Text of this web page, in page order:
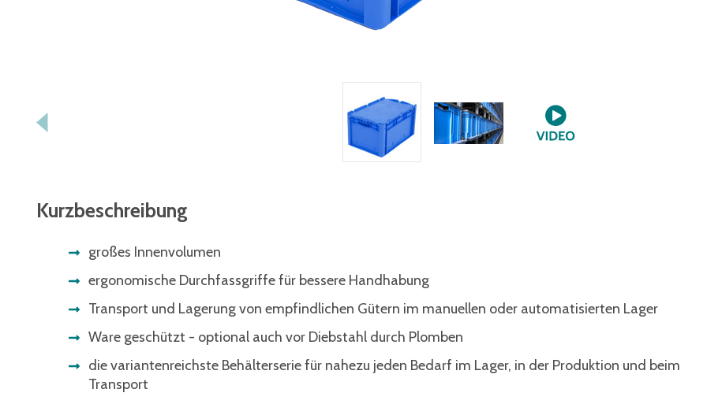
Kurzbeschreibung
großes Innenvolumen
ergonomische Durchfassgriffe für bessere Handhabung
Transport und Lagerung von empfindlichen Gütern im manuellen oder automatisierten Lager
Ware geschützt - optional auch vor Diebstahl durch Plomben
die variantenreichste Behälterserie für nahezu jeden Bedarf im Lager, in der Produktion und beim
Transport